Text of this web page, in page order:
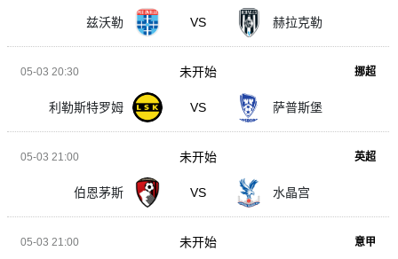
兹沃勒 VS 赫拉克勒
05-03 20:30 挪超
利勒斯特罗姆 VS 萨普斯堡
未开始
05-03 21:00 英超
伯恩茅斯 VS 水晶宫
未开始
05-03 21:00 意甲
未开始